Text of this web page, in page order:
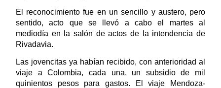
El reconocimiento fue en un sencillo y austero, pero
sentido, acto que se llevó a cabo el martes al
mediodía en la salón de actos de la intendencia de
Rivadavia.
Las jovencitas ya habían recibido, con anterioridad al
viaje a Colombia, cada una, un subsidio de mil
quinientos pesos para gastos. El viaje Mendoza-